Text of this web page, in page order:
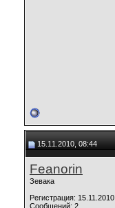
15.11.2010, 08:44
Feanorin
Зевака
Регистрация: 15.11.2010
Сообщений: 2